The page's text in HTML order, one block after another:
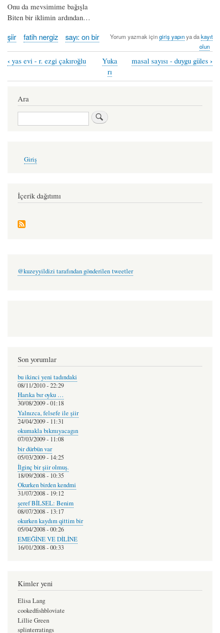
Onu da mevsimime bağışla
Biten bir iklimin ardından…
şiir fatih nergiz sayı: on bir Yorum yazmak içingiriş yapınya dakayıt
olun
Book
traversal
links
for
uçmayı
şehir
nergiz
‹ yas evi - r. ezgi çakıroğlu
Yuka
rı
masal sayısı - duygu güles ›
Ara
Ara
account
Giriş
İçerik dağıtımı
@kuzeyyildizi tarafından gönderilen tweetler
Son yorumlar
bu ikinci yeni tadındaki
08/11/2010 - 22:29
Harıka bır oyku …
30/08/2009 - 01:18
Yalnızca, felsefe ile şiir
24/04/2009 - 11:31
okumakla bıkmıyacagın
07/03/2009 - 11:08
bir dürbün var
05/03/2009 - 14:25
İlginç bir şiir olmuş.
18/09/2008 - 10:35
Okurken birden kendmi
31/07/2008 - 19:12
şeref BİLSEL: Benim
08/07/2008 - 13:17
okurken kaydım qittim bir
05/04/2008 - 00:26
EMEĞİNE VE DİLİNE
16/01/2008 - 00:33
Kimler yeni
Elisa Lang
cookedfishbloviate
Lillie Green
splinterratings